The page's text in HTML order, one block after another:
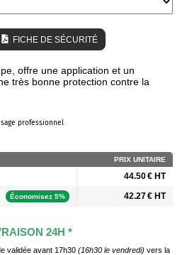
FICHE DE SÉCURITÉ
offre une application et un
très bonne protection contre la
professionnel
PRIX UNITAIRE
44.50 € HT
Économisez 5% 42.27 € HT
24H *
validée avant 17h30 (16h30 le vendredi) vers la